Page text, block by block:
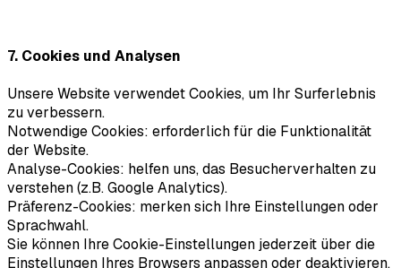
7. Cookies und Analysen
Unsere Website verwendet Cookies, um Ihr Surferlebnis
zu verbessern.
Notwendige Cookies: erforderlich für die Funktionalität
der Website.
Analyse-Cookies: helfen uns, das Besucherverhalten zu
verstehen (z.B. Google Analytics).
Präferenz-Cookies: merken sich Ihre Einstellungen oder
Sprachwahl.
Sie können Ihre Cookie-Einstellungen jederzeit über die
Einstellungen Ihres Browsers anpassen oder deaktivieren.